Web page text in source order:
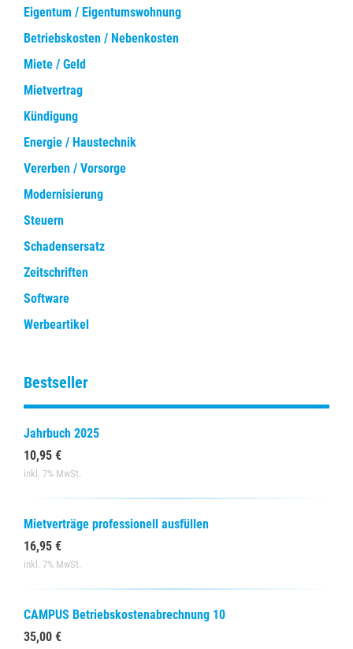
Eigentum / Eigentumswohnung
Betriebskosten / Nebenkosten
Miete / Geld
Mietvertrag
Kündigung
Energie / Haustechnik
Vererben / Vorsorge
Modernisierung
Steuern
Schadensersatz
Zeitschriften
Software
Werbeartikel
Bestseller
Jahrbuch 2025
10,95 €
inkl. 7% MwSt.
Mietverträge professionell ausfüllen
16,95 €
inkl. 7% MwSt.
CAMPUS Betriebskostenabrechnung 10
35,00 €